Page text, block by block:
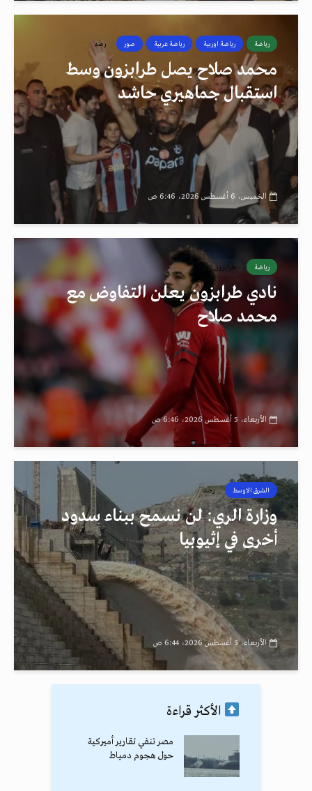
رياضة رياضة اوربية رياضة عربية صور رصد
محمد صلاح يصل طرابزون وسط
استقبال جماهيري حاشد
الخميس، 6 أغسطس 2026، 6:46 ص
رياضة طرابزون
نادي طرابزون يعلن التفاوض مع
محمد صلاح
الأربعاء، 5 أغسطس 2026، 6:46 ص
الشرق الاوسط رصد
وزارة الري: لن نسمح ببناء سدود
أخرى في إثيوبيا
الأربعاء، 5 أغسطس 2026، 6:44 ص
الأكثر قراءة
مصر تنفي تقارير أميركية
حول هجوم دمياط